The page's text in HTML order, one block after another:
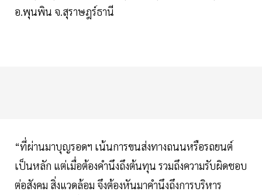
อ.พุนพิน จ.สุราษฎร์ธานี
“ที่ผ่านมาบุญรอดฯ เน้นการขนส่งทางถนนหรือรถยนต์
เป็นหลัก แต่เมื่อต้องคำนึงถึงต้นทุน รวมถึงความรับผิดชอบ
ต่อสังคม สิ่งแวดล้อม จึงต้องหันมาคำนึงถึงการบริหาร